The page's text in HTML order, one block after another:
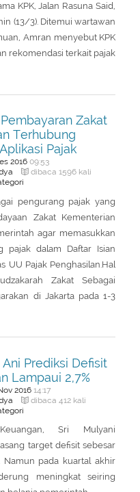
KPK, Jalan Rasuna Said,
(13/3). Ditemui wartawan
Amran menyebut KPK
rekomendasi terkait pajak
Zakat
Terhubung
Pajak
201609:53
dibaca 1596 kali
pengurang pajak yang
Zakat Kementerian
agar memasukkan
pajak dalam Daftar Isian
UU Pajak Penghasilan.Hal
Zakat Sebagai
di Jakarta pada 1-3
Prediksi Defisit
Lampaui 2,7%
201614:17
dibaca 412 kali
Sri Mulyani
target defisit sebesar
Namun pada kuartal akhir
meningkat seiring